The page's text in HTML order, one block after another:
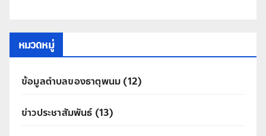
หมวดหมู่
ข้อมูลตำบลของธาตุพนม (12)
ข่าวประชาสัมพันธ์(13)